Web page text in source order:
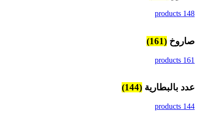
148 products
صاروخ (161)
161 products
عدد بالبطارية (144)
144 products